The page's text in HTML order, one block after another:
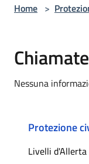
Home >
Nessuna
Protezione
Livelli d'Allerta